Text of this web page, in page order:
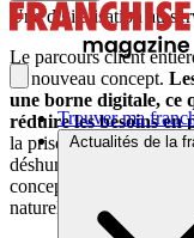
Trouver ma
Actualités de la
Une digitalisation au
Le parcours client
ce nouveau concept.
une borne digitale, ce
réduire les besoins en
la prise de commande
déshumanisation de
concept pour que la
naturellement des